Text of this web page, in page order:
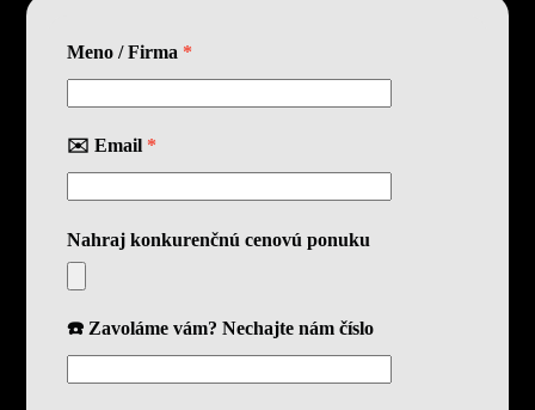
Meno / Firma *
✉️ Email *
Nahraj konkurenčnú cenovú ponuku
☎️ Zavoláme vám? Nechajte nám číslo